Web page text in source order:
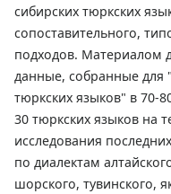
сибирских тюркских
сопоставительного,
подходов. Материалом
данные, собранные для
тюркских языков" в 70-
30 тюркских языков на
исследования
по диалектам
шорского, тувинского,